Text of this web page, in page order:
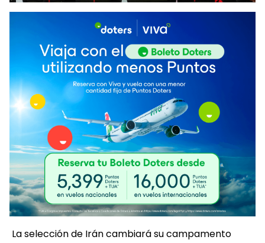
La selección de Irán cambiará su campamento